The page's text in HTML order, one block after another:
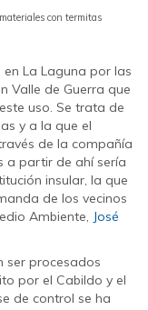
con termitas
La Laguna por las
Valle de Guerra que
uso. Se trata de
y a la que el
de la compañía
a partir de ahí sería
insular, la que
de los vecinos
Ambiente, José
ser procesados
por el Cabildo y el
de control se ha